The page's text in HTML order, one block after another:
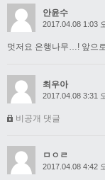
안윤수
2017.04.08 1:03
멋저요 은행나무…! 앞으
최우아
2017.04.08 3:31
비공개 댓글
ㅁㅇㄹ
2017.04.08 4:42